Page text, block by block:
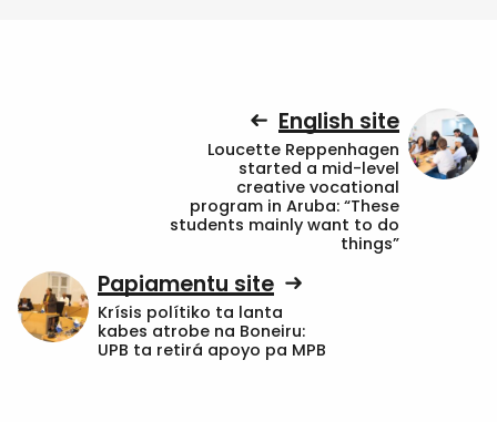
English site
Loucette Reppenhagen
started a mid-level
creative vocational
program in Aruba: “These
students mainly want to do
things”
Papiamentu site
Krísis polítiko ta lanta
kabes atrobe na Boneiru:
UPB ta retirá apoyo pa MPB